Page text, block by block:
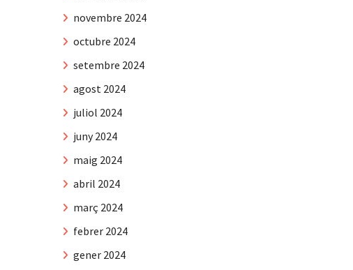
novembre 2024
octubre 2024
setembre 2024
agost 2024
juliol 2024
juny 2024
maig 2024
abril 2024
març 2024
febrer 2024
gener 2024